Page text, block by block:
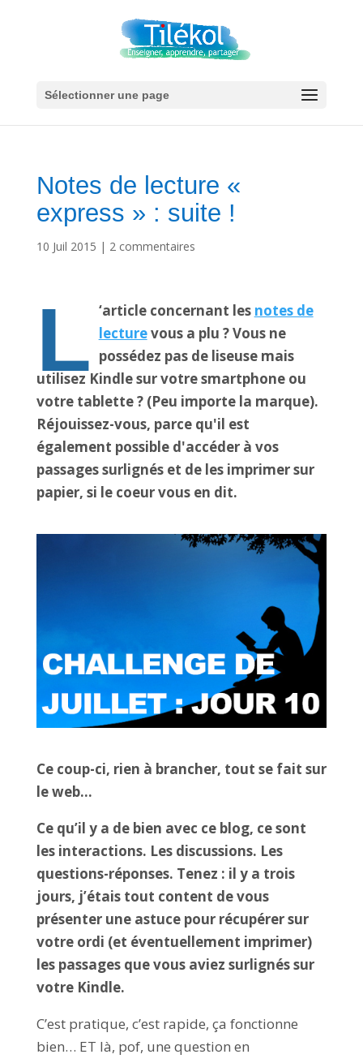
Sélectionner une page
Notes de lecture «
express » : suite !
10 Juil 2015 | 2 commentaires
L ‘article concernant les notes de
lecturevous a plu ? Vous ne
possédez pas de liseuse mais
utilisez Kindle sur votre smartphone ou
votre tablette ? (Peu importe la marque).
Réjouissez-vous, parce qu'il est
également possible d'accéder à vos
passages surlignés et de les imprimer sur
papier, si le coeur vous en dit.
Ce coup-ci, rien à brancher, tout se fait sur
le web…
Ce qu’il y a de bien avec ce blog, ce sont
les interactions. Les discussions. Les
questions-réponses. Tenez : il y a trois
jours, j’étais tout content de vous
présenter une astuce pour récupérer sur
votre ordi (et éventuellement imprimer)
les passages que vous aviez surlignés sur
votre Kindle.
C’est pratique, c’est rapide, ça fonctionne
bien… ET là, pof, une question en